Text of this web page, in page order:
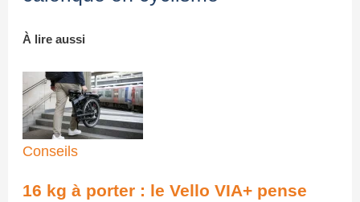
À lireaussi
Conseils
16 kg à porter : le Vello VIA+ pense